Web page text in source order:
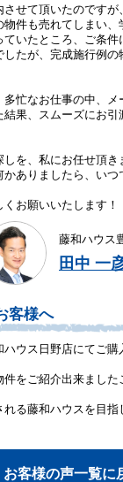
せて頂いたのです
件も売れてしまい、
ていたところ、ご条件
したが、完成施行例
多忙なお仕事の中、
結果、スムーズにお
しを、私にお任せ頂き
ありましたら、い
お願いいたします！
藤和ハウス
田中 一
客様へ
ハウス日野店にてご
をご紹介出来まし
る藤和ハウスを目指
お客様の声一覧に